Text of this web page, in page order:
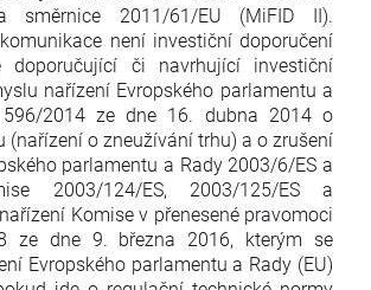
směrnice 2011/61/EU (MiFID II).
není investiční doporučení
doporučující či navrhující investiční
nařízení Evropského parlamentu a
2014 ze dne 16. dubna 2014 o
(nařízení o zneužívání trhu) a o zrušení
parlamentu a Rady 2003/6/ES a
2003/124/ES, 2003/125/ES a
Komise v přenesené pravomoci
ze dne 9. března 2016, kterým se
Evropského parlamentu a Rady (EU)